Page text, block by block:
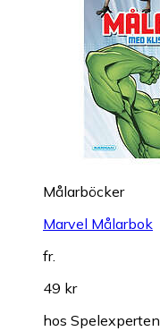
Målarböcker
Marvel Målarbok
fr.
49 kr
hos Spelexperten